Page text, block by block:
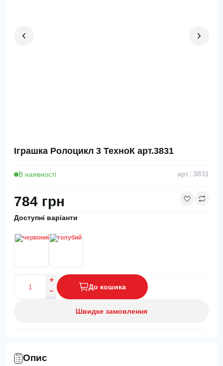
Іграшка Ролоцикл 3 ТехноК арт.3831
В наявності арт.: 3831
784 грн
Доступні варіанти
До кошика
Швидке замовлення
Опис